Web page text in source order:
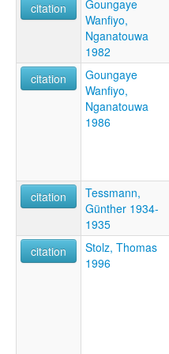
citation
Goungaye
Wanfiyo,
Nganatouwa
1982
citation
Goungaye
Wanfiyo,
Nganatouwa
1986
citation
Tessmann,
Günther 1934-
1935
citation
Stolz, Thomas
1996